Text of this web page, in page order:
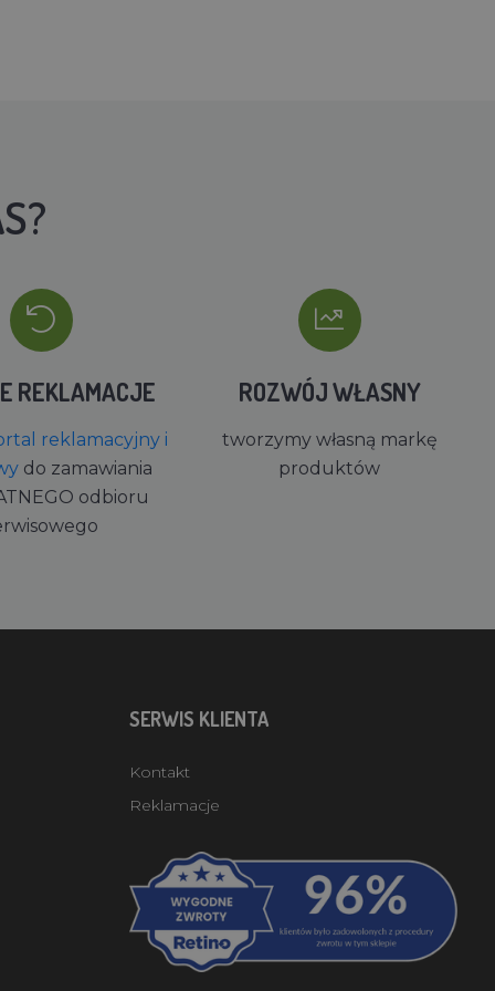
REKLAMACJE
reklamacyjny i
do zamawiania
odbioru
ROZWÓJ WŁASNY
tworzymy własną markę
produktów
SERWIS KLIENTA
Kontakt
Reklamacje